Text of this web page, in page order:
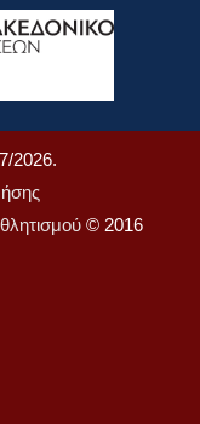
2026.
© 2016